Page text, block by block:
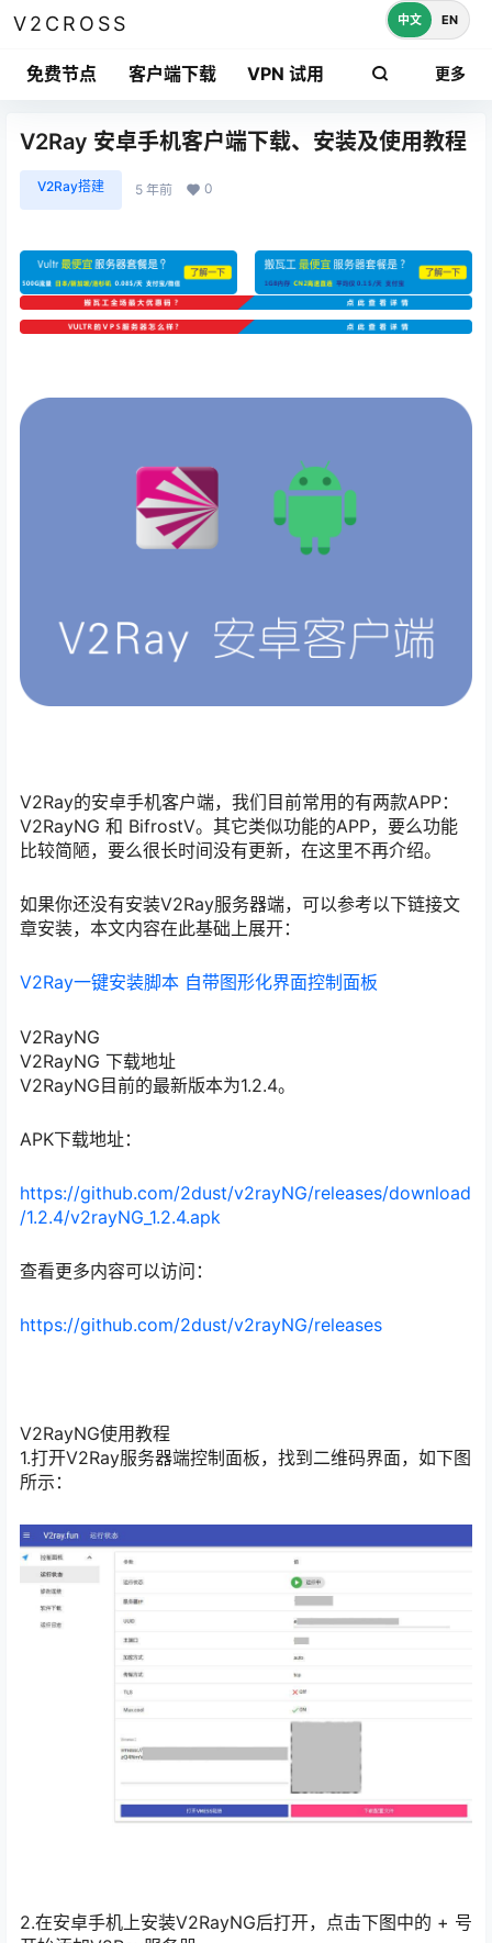
V2CROSS
免费节点 客户端下载 VPN 试用 更多
中文 EN
V2Ray 安卓手机客户端下载、安装及使用教程
V2Ray搭建 5 年前 0
V2Ray的安卓手机客户端，我们目前常用的有两款APP：
V2RayNG 和 BifrostV。其它类似功能的APP，要么功能
比较简陋，要么很长时间没有更新，在这里不再介绍。
如果你还没有安装V2Ray服务器端，可以参考以下链接文
章安装，本文内容在此基础上展开：
V2Ray一键安装脚本 自带图形化界面控制面板
V2RayNG
V2RayNG 下载地址
V2RayNG目前的最新版本为1.2.4。
APK下载地址：
https://github.com/2dust/v2rayNG/releases/download
/1.2.4/v2rayNG_1.2.4.apk
查看更多内容可以访问：
https://github.com/2dust/v2rayNG/releases
V2RayNG使用教程
1.打开V2Ray服务器端控制面板，找到二维码界面，如下图
所示：
2.在安卓手机上安装V2RayNG后打开，点击下图中的 + 号